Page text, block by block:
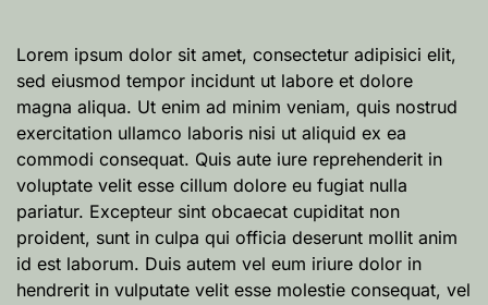
Lorem ipsum dolor sit amet, consectetur adipisici elit,
sed eiusmod tempor incidunt ut labore et dolore
magna aliqua. Ut enim ad minim veniam, quis nostrud
exercitation ullamco laboris nisi ut aliquid ex ea
commodi consequat. Quis aute iure reprehenderit in
voluptate velit esse cillum dolore eu fugiat nulla
pariatur. Excepteur sint obcaecat cupiditat non
proident, sunt in culpa qui officia deserunt mollit anim
id est laborum. Duis autem vel eum iriure dolor in
hendrerit in vulputate velit esse molestie consequat, vel